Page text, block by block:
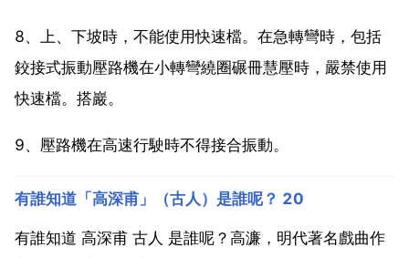
8、上、下坡時，不能使用快速檔。在急轉彎時，包括
鉸接式振動壓路機在小轉彎繞圈碾冊慧壓時，嚴禁使用
快速檔。搭巖。
9、壓路機在高速行駛時不得接合振動。
有誰知道「高深甫」（古人）是誰呢？ 20
有誰知道 高深甫 古人 是誰呢？高濂，明代著名戲曲作